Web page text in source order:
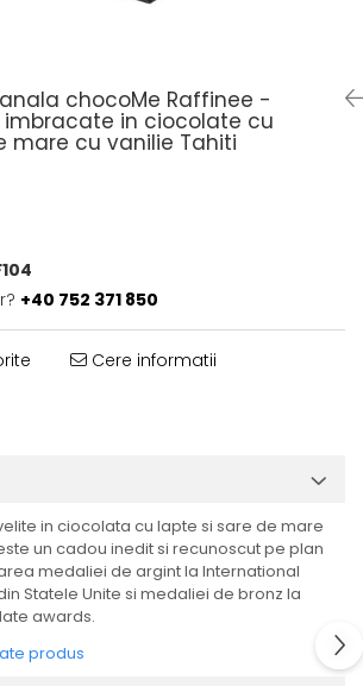
chocoMe Raffinee -
imbracate in ciocolate cu
mare cu vanilie Tahiti
+40 752 371 850
Cere informatii
in ciocolata cu lapte si sare de mare
un cadou inedit si recunoscut pe plan
medaliei de argint la International
Statele Unite si medaliei de bronz la
awards.
produs